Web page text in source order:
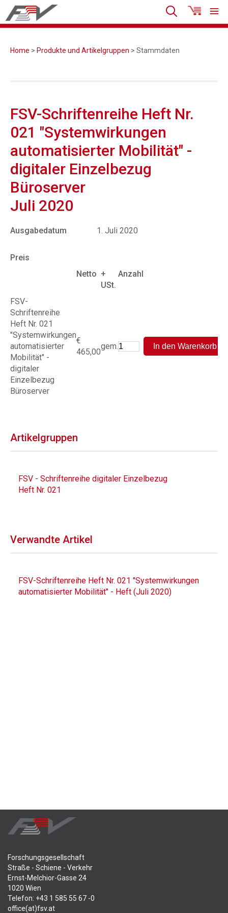
Home > Produkte und Artikelgruppen > Stammdaten
FSV-Schriftenreihe Heft Nr.
021 "Systemwirkungen
automatisierter Mobilität" -
digitaler Einzelbezug
Büroserver
Juli 2020
Ausgabedatum 1. Juli 2020
Preis
Netto +
USt.
Anzahl
FSV-
Schriftenreihe
Heft Nr. 021
"Systemwirkungen
automatisierter
Mobilität" -
digitaler
Einzelbezug
Büroserver
€
465,00
gem.
Artikelgruppen
FSV - Schriftenreihe digitaler Einzelbezug
Heft Nr. 021
Verwandte Artikel
FSV-Schriftenreihe Heft Nr. 021 "Systemwirkungen
automatisierter Mobilität" - Heft (Juli 2020)
Forschungsgesellschaft
Straße - Schiene - Verkehr
Ernst-Melchior-Gasse 24
1020 Wien
Telefon: +43 1 585 55 67 -0
office(at)fsv.at